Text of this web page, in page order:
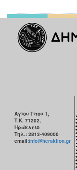
Αγίου Τίτου 1,
Τ.Κ. 71202,
Ηράκλειο
Τηλ.: 2813-409000
email:info@heraklion.gr